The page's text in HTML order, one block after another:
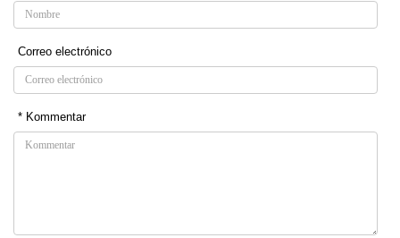
Correo electrónico
* Kommentar